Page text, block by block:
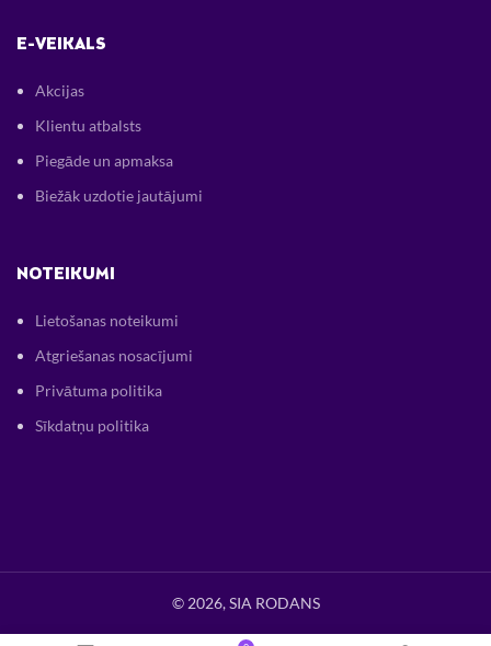
E-VEIKALS
Akcijas
Klientu atbalsts
Piegāde un apmaksa
Biežāk uzdotie jautājumi
NOTEIKUMI
Lietošanas noteikumi
Atgriešanas nosacījumi
Privātuma politika
Sīkdatņu politika
© 2026, SIA RODANS